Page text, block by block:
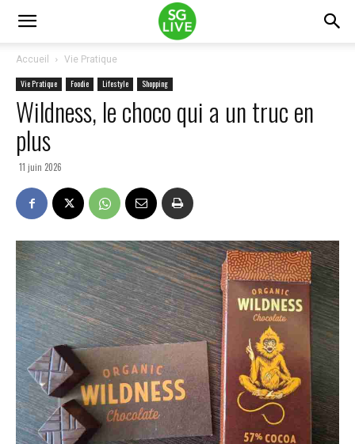
Accueil Vie Pratique
Vie Pratique Foodie Lifestyle Shopping
Wildness, le choco qui a un truc en
plus
11 juin 2026